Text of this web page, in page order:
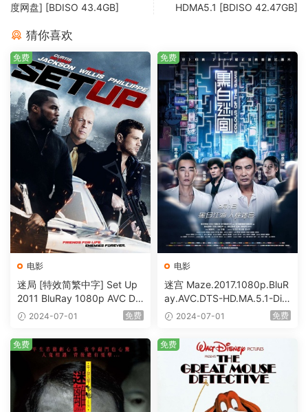
度网盘] [BDISO 43.4GB]
HDMA5.1 [BDISO 42.47GB]
猜你喜欢
电影
迷局 [特效简繁中字] Set Up
2011 BluRay 1080p AVC DT
S-HD MA5.1-shhaclm@CHD
2024-07-01 免费
免费
电影
迷宫 Maze.2017.1080p.BluR
ay.AVC.DTS-HD.MA.5.1-DiY
@HDHome [BDISO 19.7GB]
2024-07-01 免费
免费
免费 免费